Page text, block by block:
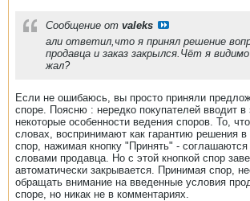
Сообщение от valeks
али ответил,что я принял решение
продавца и заказ закрылся.Чёт я
жал?
Если не ошибаюсь, вы просто приняли
споре. Поясню : нередко покупателей вводит в
некоторые особенности ведения споров. То,
словах, воспринимают как гарантию решения
спор, нажимая кнопку "Принять" -
словами продавца. Но с этой кнопкой спор
автоматически закрывается. Принимая спор,
обращать внимание на введенные условия
споре, но никак не в комментариях.